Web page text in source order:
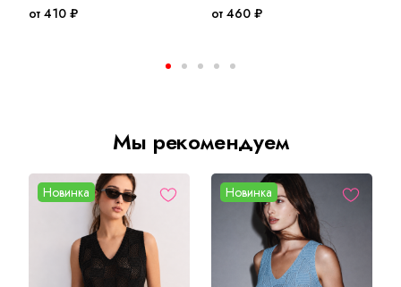
от 410 ₽ от 460 ₽
Мы рекомендуем
Новинка Новинка